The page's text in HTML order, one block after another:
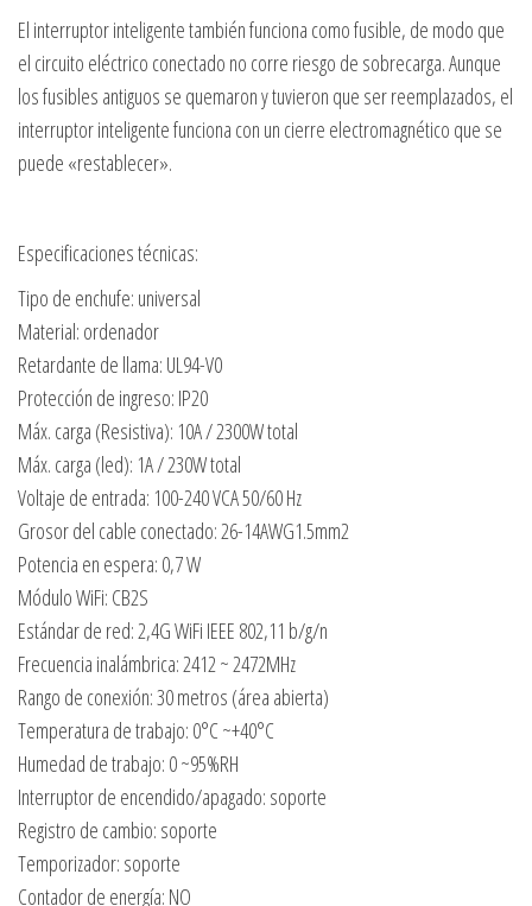
El interruptor inteligente también funciona como fusible, de modo que
el circuito eléctrico conectado no corre riesgo de sobrecarga. Aunque
los fusibles antiguos se quemaron y tuvieron que ser reemplazados, el
interruptor inteligente funciona con un cierre electromagnético que se
puede «restablecer».
Especificaciones técnicas:
Tipo de enchufe: universal
Material: ordenador
Retardante de llama: UL94-V0
Protección de ingreso: IP20
Máx. carga (Resistiva): 10A / 2300W total
Máx. carga (led): 1A / 230W total
Voltaje de entrada: 100-240 VCA 50/60 Hz
Grosor del cable conectado: 26-14AWG1.5mm2
Potencia en espera: 0,7 W
Módulo WiFi: CB2S
Estándar de red: 2,4G WiFi IEEE 802,11 b/g/n
Frecuencia inalámbrica: 2412 ~ 2472MHz
Rango de conexión: 30 metros (área abierta)
Temperatura de trabajo: 0°C ~+40°C
Humedad de trabajo: 0 ~95%RH
Interruptor de encendido/apagado: soporte
Registro de cambio: soporte
Temporizador: soporte
Contador de energía: NO